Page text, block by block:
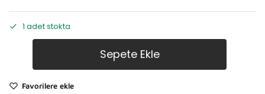
1 adet stokta
Sepete Ekle
Favorilere ekle